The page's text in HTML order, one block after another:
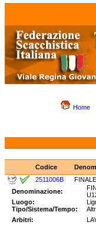
Home
Codice
2511006B
Denominazione:
Luogo:
Tipo/Sistema/Tempo:
Arbitri: